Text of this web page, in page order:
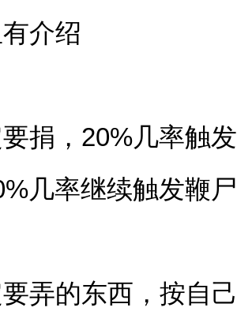
介绍
捐，20%几率触
几率继续触发鞭
弄的东西，按自